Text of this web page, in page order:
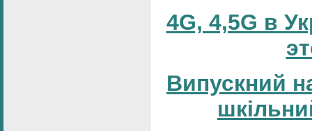
4G, 4,5G в
Випускний